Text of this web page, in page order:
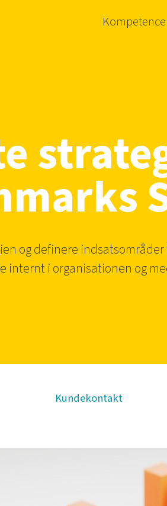
og definere
internt i organisationen og
Kundekontakt